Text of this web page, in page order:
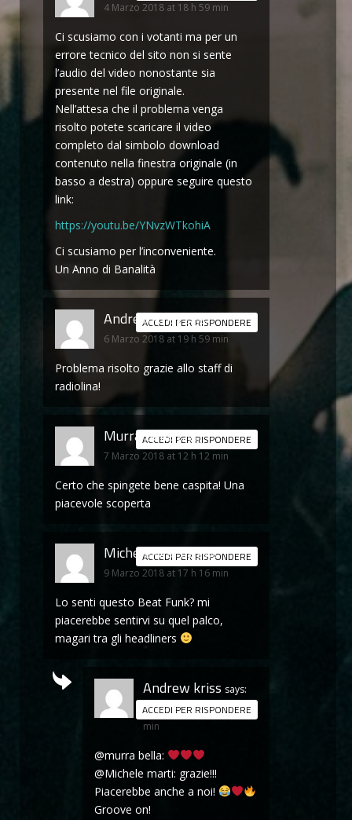
4 Marzo 2018 at 18 h 59 min
Ci scusiamo con i votanti ma per un
errore tecnico del sito non si sente
l’audio del video nonostante sia
presente nel file originale.
Nell’attesa che il problema venga
risolto potete scaricare il video
completo dal simbolo download
contenuto nella finestra originale (in
basso a destra) oppure seguire questo
link:
https://youtu.be/YNvzWTkohiA
Ci scusiamo per l’inconveniente.
Un Anno di Banalità
Andrew kriss says:
6 Marzo 2018 at 19 h 59 min
ACCEDI PER RISPONDERE
Problema risolto grazie allo staff di
radiolina!
Murra bella says:
7 Marzo 2018 at 12 h 12 min
ACCEDI PER RISPONDERE
Certo che spingete bene caspita! Una
piacevole scoperta
Michele Martis says:
9 Marzo 2018 at 17 h 16 min
ACCEDI PER RISPONDERE
Lo senti questo Beat Funk? mi
piacerebbe sentirvi su quel palco,
magari tra gli headliners
Andrew kriss says:
10 Marzo 2018 at 9 h 55
min
ACCEDI PER RISPONDERE
@murra bella:
@Michele marti: grazie!!!
Piacerebbe anche a noi!
Groove on!